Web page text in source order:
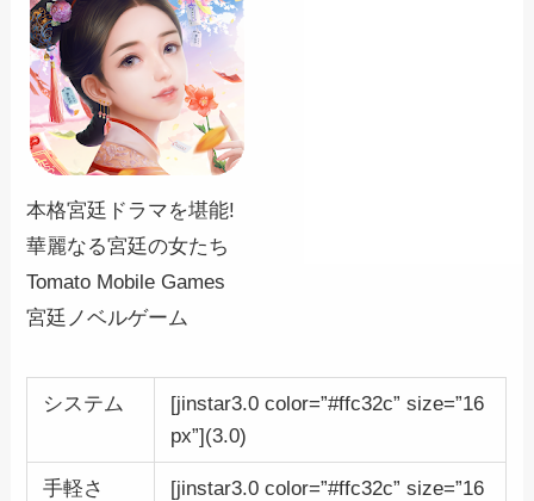
本格宮廷ドラマを堪能!
華麗なる宮廷の女たち
Tomato Mobile Games
宮廷ノベルゲーム
システム
[jinstar3.0 color=”#ffc32c” size=”16
px”](3.0)
手軽さ
[jinstar3.0 color=”#ffc32c” size=”16